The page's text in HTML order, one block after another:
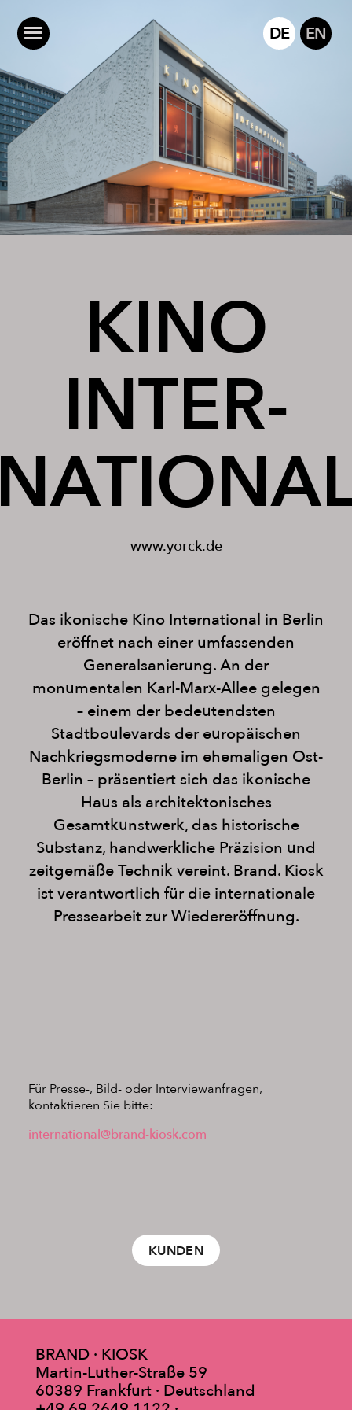
DE EN
KINO
INTER-
www.yorck.de
Das ikonische Kino International in Berlin
eröffnet nach einer umfassenden
Generalsanierung. An der
monumentalen Karl-Marx-Allee gelegen
– einem der bedeutendsten
Stadtboulevards der europäischen
Nachkriegsmoderne im ehemaligen Ost-
Berlin – präsentiert sich das ikonische
Haus als architektonisches
Gesamtkunstwerk, das historische
Substanz, handwerkliche Präzision und
zeitgemäße Technik vereint. Brand. Kiosk
ist verantwortlich für die internationale
Pressearbeit zur Wiedereröffnung.
Für Presse-, Bild- oder Interviewanfragen,
kontaktieren Sie bitte:
international@brand-kiosk.com
KUNDEN
BRAND · KIOSK
Martin-Luther-Straße 59
60389 Frankfurt · Deutschland